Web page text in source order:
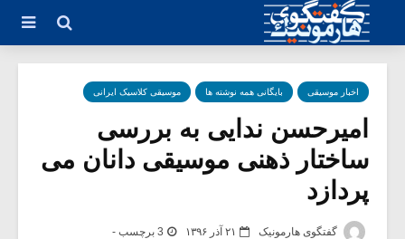
اخبار موسیقی بایگانی همه نوشته ها موسیقی کلاسیک ایرانی
امیرحسن ندایی به بررسی
ساختار ذهنی موسیقی دانان می
پردازد
گفتگوی هارمونیک ۲۱ آذر ۱۳۹۶ 3 برچسب -